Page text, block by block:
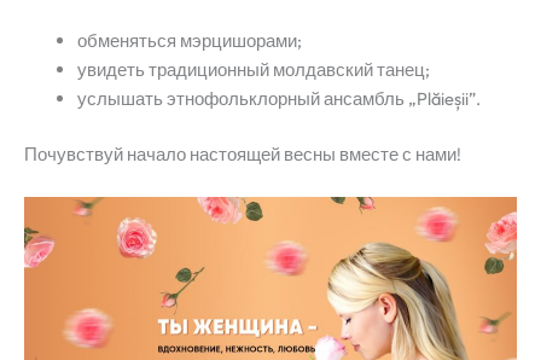
обменяться мэрцишорами;
увидеть традиционный молдавский танец;
услышать этнофольклорный ансамбль „Plăieșii”.
Почувствуй начало настоящей весны вместе с нами!